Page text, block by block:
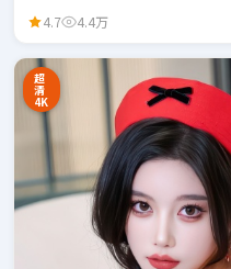
4.7 4.4万
超
清
4K